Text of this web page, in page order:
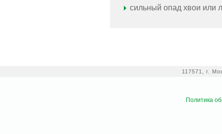
сильный опад хвои или
117571, г.
Политика